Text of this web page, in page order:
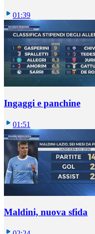
01:39
Ingaggi e panchine
01:51
Maldini, nuova sfida